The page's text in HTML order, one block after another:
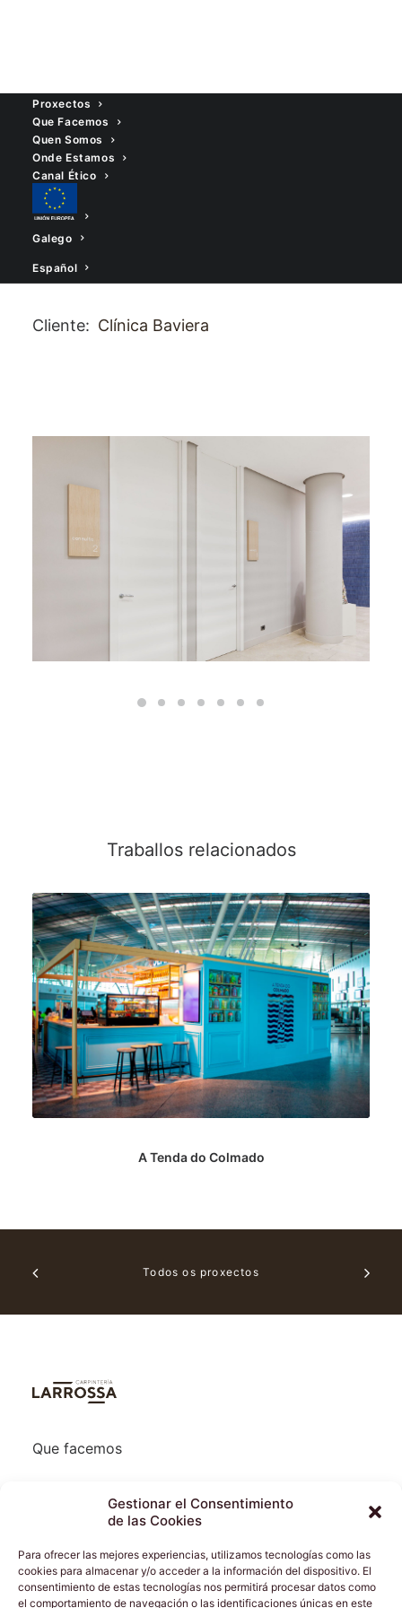
Gestionar el Consentimiento
de las Cookies
Para ofrecer las mejores experiencias, utilizamos tecnologías como las
cookies para almacenar y/o acceder a la información del dispositivo. El
consentimiento de estas tecnologías nos permitirá procesar datos como
el comportamiento de navegación o las identificaciones únicas en este
Proxectos
Que Facemos
Quen Somos
Onde Estamos
Canal Ético
Galego
Español
Clínica Baviera Vigo
This is a custom heading
element.
Cliente: Clínica Baviera
Traballos relacionados
A Tenda do Colmado
Todos os proxectos
Que facemos
Quen somos
Proxectos